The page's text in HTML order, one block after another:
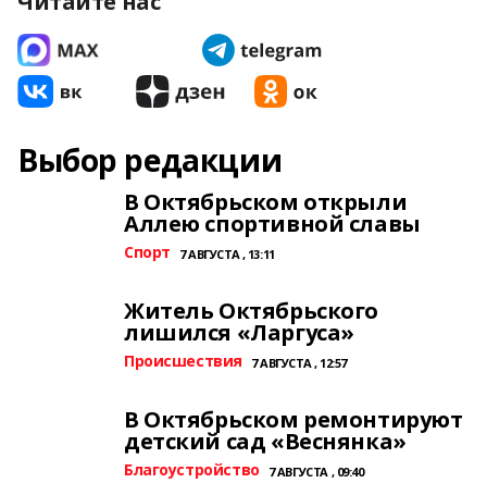
Выбор редакции
В Октябрьском открыли
Аллею спортивной славы
Спорт 7 АВГУСТА , 13:11
Житель Октябрьского
лишился «Ларгуса»
Происшествия 7 АВГУСТА , 12:57
В Октябрьском ремонтируют
детский сад «Веснянка»
Благоустройство 7 АВГУСТА , 09:40